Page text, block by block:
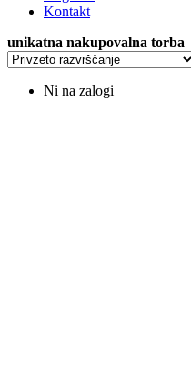
Kontakt
unikatna nakupovalna torba
Ni na zalogi